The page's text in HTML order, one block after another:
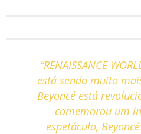
“RENAISSANCE
está sendo muito
Beyoncé está
comemorou um
espetáculo,